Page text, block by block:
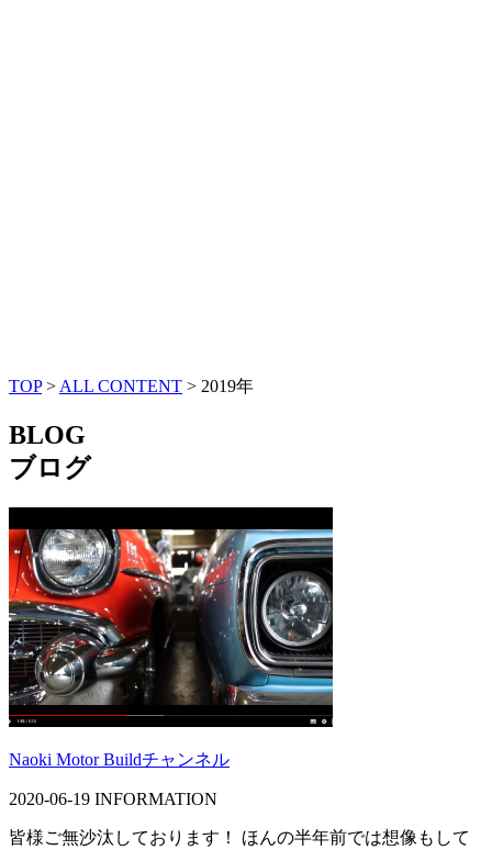
TOP> ALL CONTENT > 2019年
BLOG
ブログ
Naoki Motor Buildチャンネル
2020-06-19 INFORMATION
皆様ご無沙汰しております！ ほんの半年前では想像もして